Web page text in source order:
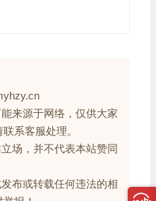
来源于网络，仅供大家
系客服处理。
场，并不代表本站赞同
布或转载任何违法的相